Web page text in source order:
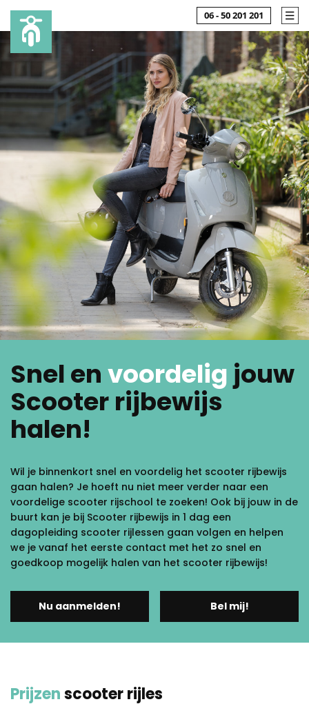
06 - 50 201 201
Snel envoordelig jouw
Scooter rijbewijs
halen!
Wil je binnenkort snel en voordelig het scooter rijbewijs
gaan halen? Je hoeft nu niet meer verder naar een
voordelige scooter rijschool te zoeken! Ook bij jouw in de
buurt kan je bij Scooter rijbewijs in 1 dag een
dagopleiding scooter rijlessen gaan volgen en helpen
we je vanaf het eerste contact met het zo snel en
goedkoop mogelijk halen van het scooter rijbewijs!
Nu aanmelden! Bel mij!
Prijzenscooter rijles